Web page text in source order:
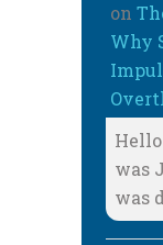
on
Why
was
was